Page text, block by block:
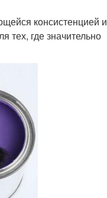
консистенцией и
тех, где значительно